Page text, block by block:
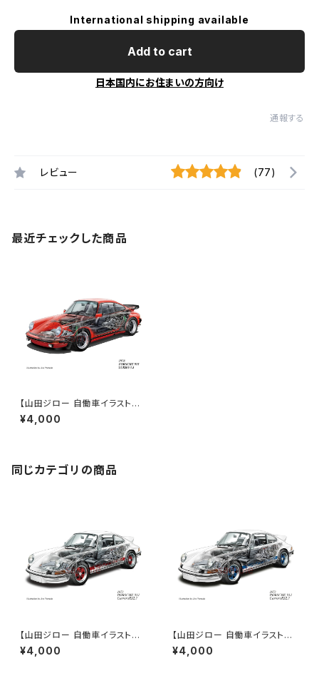
International shipping available
Add to cart
日本国内にお住まいの方向け
通報する
レビュー (77)
最近チェックした商品
【山田ジロー 自働車イラスト作
品】PORSCHE 911 TURBO 3.
3 (1978)《A3/A2サイズ》
¥4,000
同じカテゴリの商品
【山田ジロー 自働車イラスト作
品】PORSCHE 911 Carrera R
S 2.7 (1973)《A3/A2サイズ》
¥4,000
【山田ジロー 自働車イラスト作
品】PORSCHE 911 Carrera R
S 2.7 (1973)《A3/A2サイズ》
¥4,000